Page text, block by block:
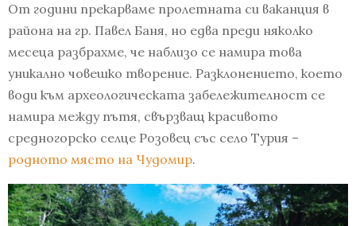
От години прекарваме пролетната си ваканция в
района на гр. Павел Баня, но едва преди няколко
месеца разбрахме, че наблизо се намира това
уникално човешко творение. Разклонението, което
води към археологическата забележителност се
намира между пътя, свързващ красивото
средногорско селце Розовец със село Турия –
родното място на Чудомир.